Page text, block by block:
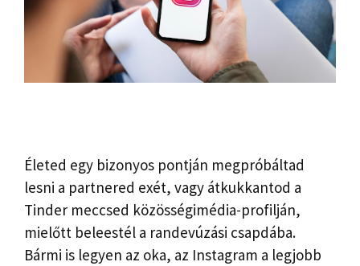
Életed egy bizonyos pontján megpróbáltad
lesni a partnered exét, vagy átkukkantod a
Tinder meccsed közösségimédia-profilján,
mielőtt beleestél a randevúzási csapdába.
Bármi is legyen az oka, az Instagram a legjobb